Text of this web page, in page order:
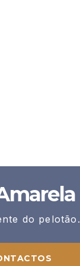
do pelotão.